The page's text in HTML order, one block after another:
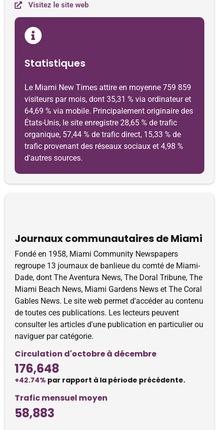
Visitez le site web
Statistiques
Le Miami New Times attire en moyenne 759 859
visiteurs par mois, dont 35,31 % via ordinateur et
64,69 % via mobile. Principalement originaire des
États-Unis, le site enregistre 28,65 % de trafic
organique, 57,44 % de trafic direct, 15,33 % de
trafic provenant des réseaux sociaux et 4,98 %
d'autres sources.
Journaux communautaires de Miami
Fondé en 1958, Miami Community Newspapers
regroupe 13 journaux de banlieue du comté de Miami-
Dade, dont The Aventura News, The Doral Tribune, The
Miami Beach News, Miami Gardens News et The Coral
Gables News. Le site web permet d'accéder au contenu
de toutes ces publications. Les lecteurs peuvent
consulter les articles d'une publication en particulier ou
naviguer par catégorie.
Circulation d'octobre à décembre
176,648
+42.74% par rapport à la période précédente.
Trafic mensuel moyen
58,883